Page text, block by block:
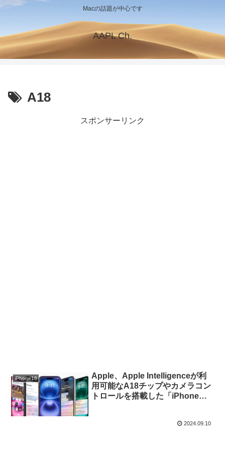
Macの話題が中心です
AAPL Ch.
A18
スポンサーリンク
iPhone16
Apple、Apple Intelligenceが利
用可能なA18チップやカメラコン
トロールを搭載した「iPhone
2024.09.10